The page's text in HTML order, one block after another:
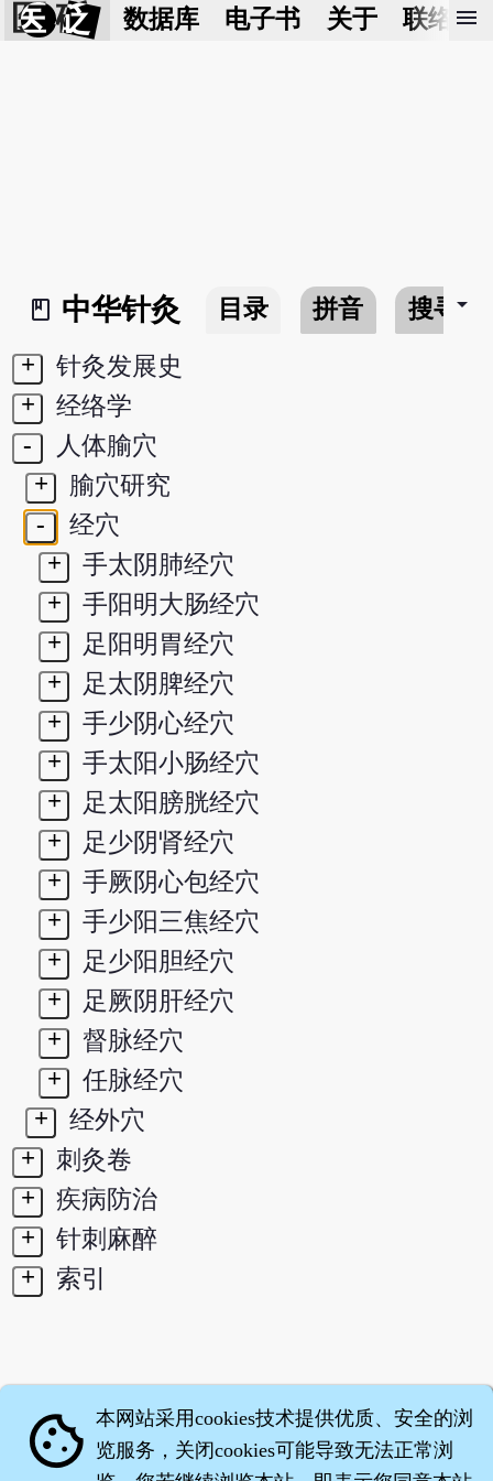
医 砭 数据库 电子书 关于 联络我
menu
book_2
中华针灸 目录 拼音 搜寻arrow_drop_down
+
针灸发展史
+
经络学
-
人体腧穴
+
腧穴研究
-
经穴
+
手太阴肺经穴
+
手阳明大肠经穴
+
足阳明胃经穴
+
足太阴脾经穴
+
手少阴心经穴
+
手太阳小肠经穴
+
足太阳膀胱经穴
+
足少阴肾经穴
+
手厥阴心包经穴
+
手少阳三焦经穴
+
足少阳胆经穴
+
足厥阴肝经穴
+
督脉经穴
+
任脉经穴
+
经外穴
+
刺灸卷
+
疾病防治
+
针刺麻醉
+
索引
cookie 本网站采用cookies技术提供优质、安全的浏
览服务，关闭cookies可能导致无法正常浏